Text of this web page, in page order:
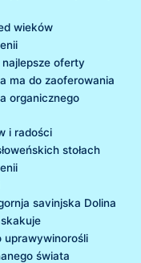
wieków
najlepsze oferty
ma do‌ zaoferowania
organicznego
i radości
stołach
savinjska Dolina
uprawywinorośli
świata